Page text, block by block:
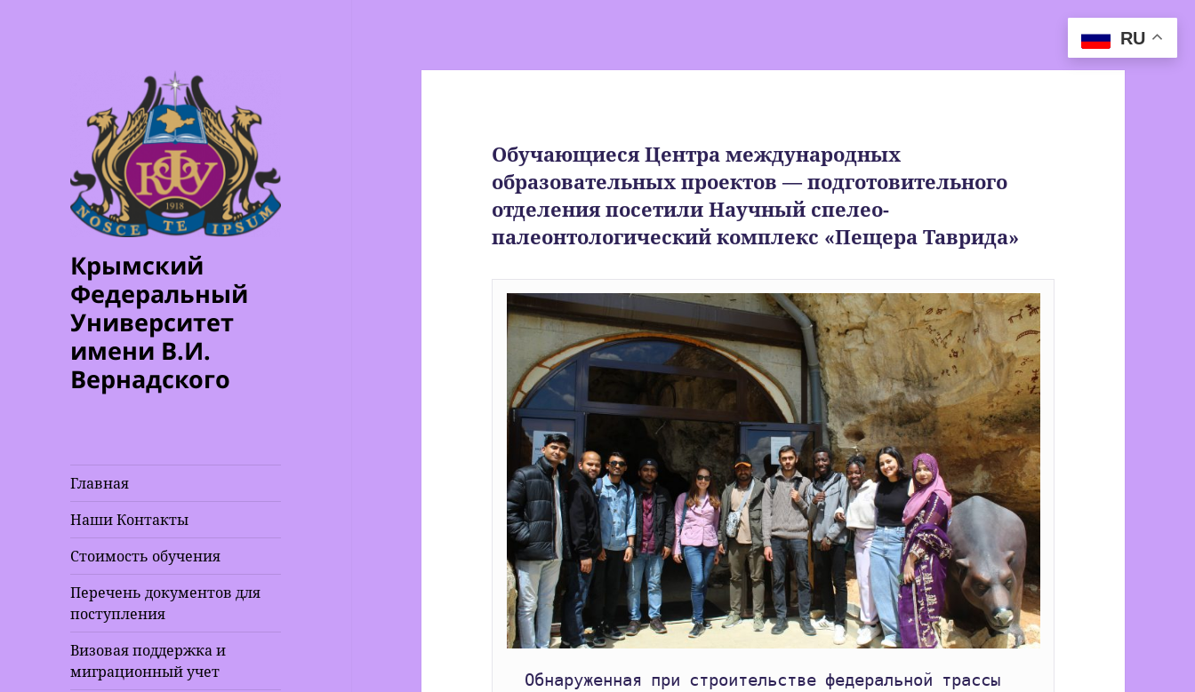
Крымский
Федеральный
Университет
имени В.И.
Вернадского
Главная
Наши Контакты
Стоимость обучения
Перечень документов для
поступления
Визовая поддержка и
миграционный учет
Обучающиеся Центра международных
образовательных проектов — подготовительного
отделения посетили Научный спелео-
палеонтологический комплекс «Пещера Таврида»
RU